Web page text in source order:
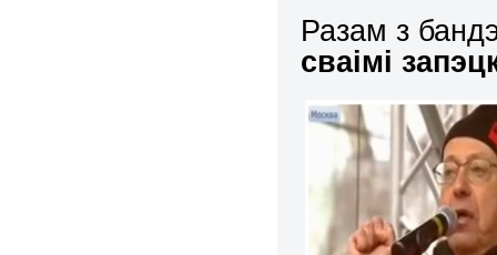
Разам з
сваімі